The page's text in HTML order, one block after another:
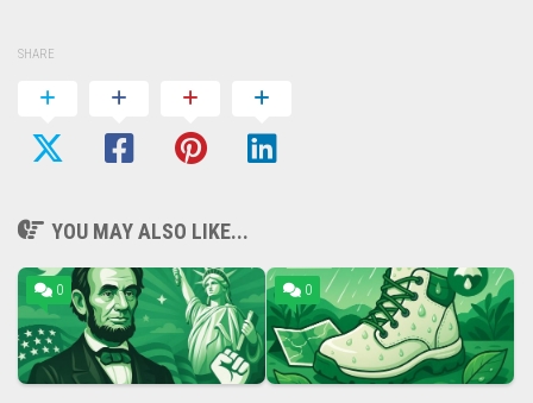
SHARE
YOU MAY ALSO LIKE...
0 0